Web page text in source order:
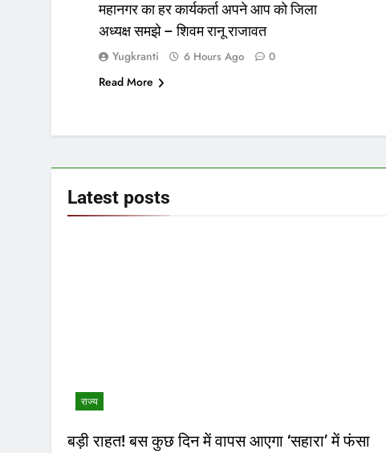
महानगर का हर कार्यकर्ता अपने आप को जिला
अध्यक्ष समझे – शिवम रानू राजावत
Yugkranti 6 Hours Ago 0
Read More
Latest posts
राज्य
बड़ी राहत! बस कुछ दिन में वापस आएगा ‘सहारा’ में फंसा